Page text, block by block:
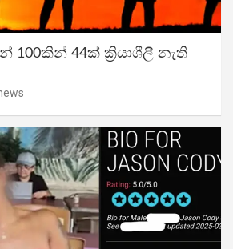
100කින් 44ක් ක්‍රියාශීලී නැති